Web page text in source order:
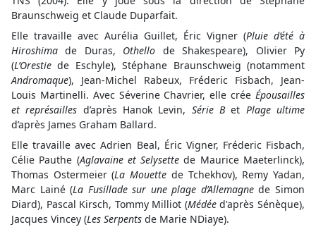
Braunschweig et Claude Duparfait.
Elle travaille avec Aurélia Guillet, Éric Vigner (Pluie d’été à
Hiroshimade Duras, Othello de Shakespeare), Olivier Py
(L’Orestie de Eschyle), Stéphane Braunschweig (notamment
Andromaque), Jean-Michel Rabeux, Fréderic Fisbach, Jean-
Louis Martinelli. Avec Séverine Chavrier, elle crée Épousailles
et représailles d’après Hanok Levin, Série Bet Plage ultime
d’après James Graham Ballard.
Elle travaille avec Adrien Beal, Éric Vigner, Fréderic Fisbach,
Célie Pauthe (Aglavaine et Selysettede Maurice Maeterlinck),
Thomas Ostermeier (La Mouette de Tchekhov), Remy Yadan,
Marc Lainé (La Fusillade sur une plage d’Allemagnede Simon
Diard), Pascal Kirsch, Tommy Milliot (Médéed'après Sénèque),
Jacques Vincey (Les Serpents de Marie NDiaye).